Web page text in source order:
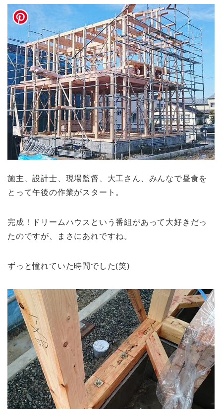
施主、設計士、現場監督、大工さん、みんなで昼食を
とって午後の作業がスタート。
完成！ドリームハウスという番組があって大好きだっ
たのですが、まさにあれですね。
ずっと憧れていた時間でした(笑)